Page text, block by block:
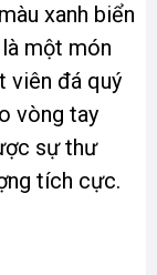
xanh biển
một món
viên đá quý
vòng tay
sự thư
tích cực.